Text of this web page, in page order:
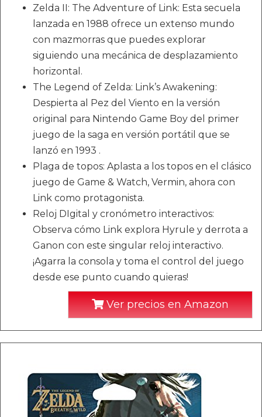
Zelda II: The Adventure of Link: Esta secuela
lanzada en 1988 ofrece un extenso mundo
con mazmorras que puedes explorar
siguiendo una mecánica de desplazamiento
horizontal.
The Legend of Zelda: Link’s Awakening:
Despierta al Pez del Viento en la versión
original para Nintendo Game Boy del primer
juego de la saga en versión portátil que se
lanzó en 1993 .
Plaga de topos: Aplasta a los topos en el clásico
juego de Game & Watch, Vermin, ahora con
Link como protagonista.
Reloj DIgital y cronómetro interactivos:
Observa cómo Link explora Hyrule y derrota a
Ganon con este singular reloj interactivo.
¡Agarra la consola y toma el control del juego
desde ese punto cuando quieras!
Ver precios en Amazon